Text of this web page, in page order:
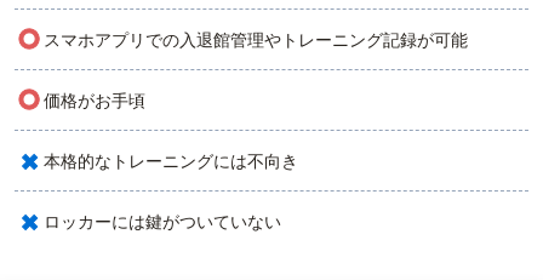
○ スマホアプリでの入退館管理やトレーニング記録が可能
○価格がお手頃
× 本格的なトレーニングには不向き
× ロッカーには鍵がついていない